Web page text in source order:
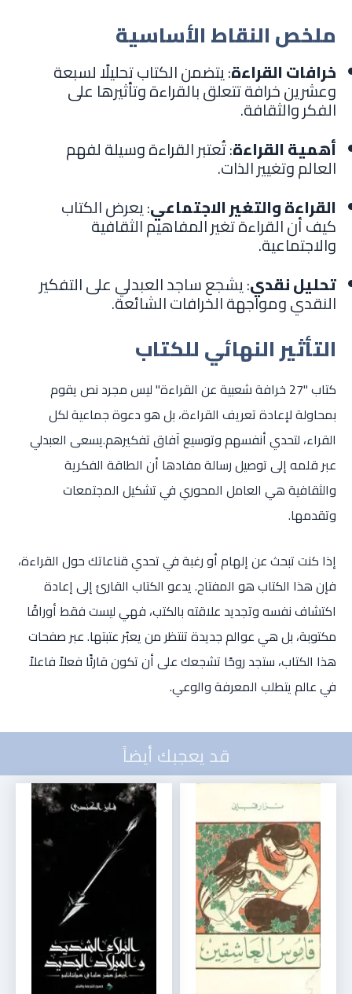
ملخص النقاط الأساسية
خرافات القراءة: يتضمن الكتاب تحليلًا لسبعة
وعشرين خرافة تتعلق بالقراءة وتأثيرها على
الفكر والثقافة.
أهمية القراءة: تُعتبر القراءة وسيلة لفهم
العالم وتغيير الذات.
القراءة والتغير الاجتماعي: يعرض الكتاب
كيف أن القراءة تغير المفاهيم الثقافية
والاجتماعية.
تحليل نقدي: يشجع ساجد العبدلي على التفكير
النقدي ومواجهة الخرافات الشائعة.
التأثير النهائي للكتاب
كتاب "27 خرافة شعبية عن القراءة" ليس مجرد نص يقوم
بمحاولة لإعادة تعريف القراءة، بل هو دعوة جماعية لكل
القراء، لتحدي أنفسهم وتوسيع آفاق تفكيرهم.يسعى العبدلي
عبر قلمه إلى توصيل رسالة مفادها أن الطاقة الفكرية
والثقافية هي العامل المحوري في تشكيل المجتمعات
وتقدمها.
إذا كنت تبحث عن إلهام أو رغبة في تحدي قناعاتك حول القراءة،
فإن هذا الكتاب هو المفتاح. يدعو الكتاب القارئ إلى إعادة
اكتشاف نفسه وتجديد علاقته بالكتب، فهي ليست فقط أوراقًا
مكتوبة، بل هي عوالم جديدة تنتظر من يعبُر عتبتها. عبر صفحات
هذا الكتاب، ستجد روحًا تشجعك على أن تكون قارئًا فعلاً فاعلاً
في عالم يتطلب المعرفة والوعي.
قد يعجبك أيضاً